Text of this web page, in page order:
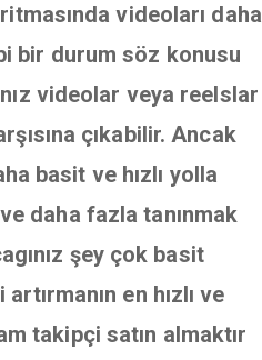
videoları daha
bir durum söz konusu
videolar veya reelslar
çıkabilir. Ancak
basit ve hızlı yolla
daha fazla tanınmak
şey çok basit
en hızlı ve
takipçi satın almaktır